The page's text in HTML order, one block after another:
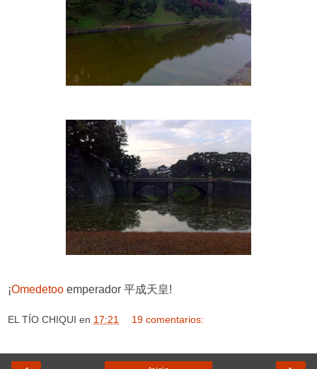
¡Omedetoo emperador 平成天皇!
EL TÍO CHIQUI en 17:21 19 comentarios: